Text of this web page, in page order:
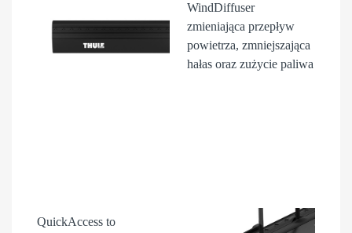
WindDiffuser
zmieniająca przepływ
powietrza, zmniejszająca
hałas oraz zużycie paliwa
QuickAccess to